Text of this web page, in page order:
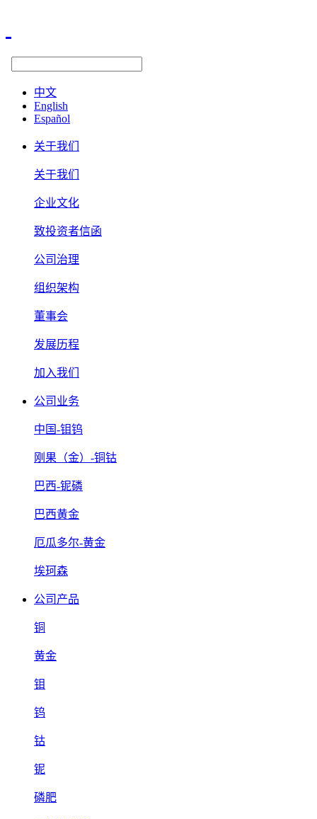
中文
English
Español
关于我们
关于我们
企业文化
致投资者信函
公司治理
组织架构
董事会
发展历程
加入我们
公司业务
中国-钼钨
刚果（金）-铜钴
巴西-铌磷
巴西黄金
厄瓜多尔-黄金
埃珂森
公司产品
铜
黄金
钼
钨
钴
铌
磷肥